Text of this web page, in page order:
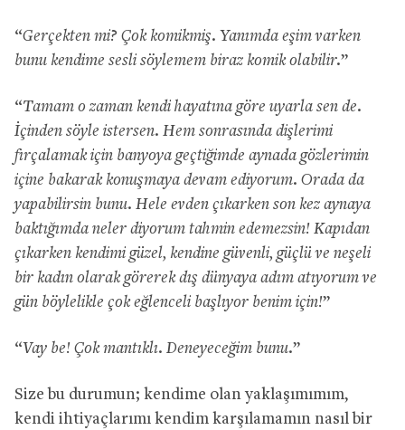
“Gerçekten mi? Çok komikmiş. Yanımda eşim varken
bunu kendime sesli söylemem biraz komik olabilir.”
“Tamam o zaman kendi hayatına göre uyarla sen de.
İçinden söyle istersen. Hem sonrasında dişlerimi
fırçalamak için banyoya geçtiğimde aynada gözlerimin
içine bakarak konuşmaya devam ediyorum. Orada da
yapabilirsin bunu. Hele evden çıkarken son kez aynaya
baktığımda neler diyorum tahmin edemezsin! Kapıdan
çıkarken kendimi güzel, kendine güvenli, güçlü ve neşeli
bir kadın olarak görerek dış dünyaya adım atıyorum ve
gün böylelikle çok eğlenceli başlıyor benim için!”
“Vay be! Çok mantıklı. Deneyeceğim bunu.”
Size bu durumun; kendime olan yaklaşımımım,
kendi ihtiyaçlarımı kendim karşılamamın nasıl bir